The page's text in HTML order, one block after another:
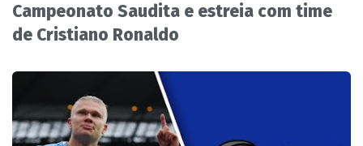
Campeonato Saudita e estreia com time
de Cristiano Ronaldo